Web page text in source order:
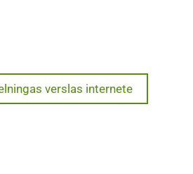
verslas internete